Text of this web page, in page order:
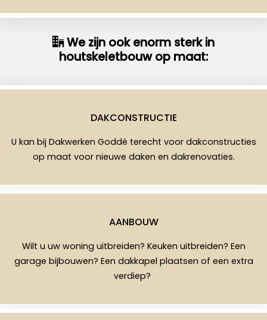
We zijn ook enorm sterk in
houtskeletbouw op maat:
DAKCONSTRUCTIE
U kan bij Dakwerken Goddé terecht voor dakconstructies
op maat voor nieuwe daken en dakrenovaties.
AANBOUW
Wilt u uw woning uitbreiden? Keuken uitbreiden? Een
garage bijbouwen? Een dakkapel plaatsen of een extra
verdiep?